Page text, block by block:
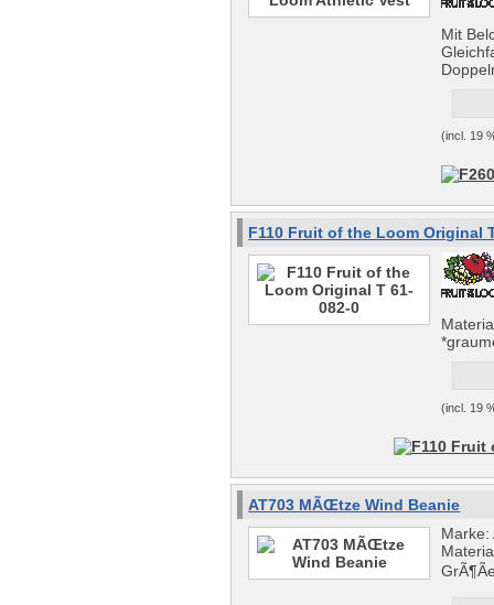
Mit
(incl. 19
F110 Fruit of the Loom Original
(incl. 19
AT703 MÃŒtze Wind Beanie
Marke: